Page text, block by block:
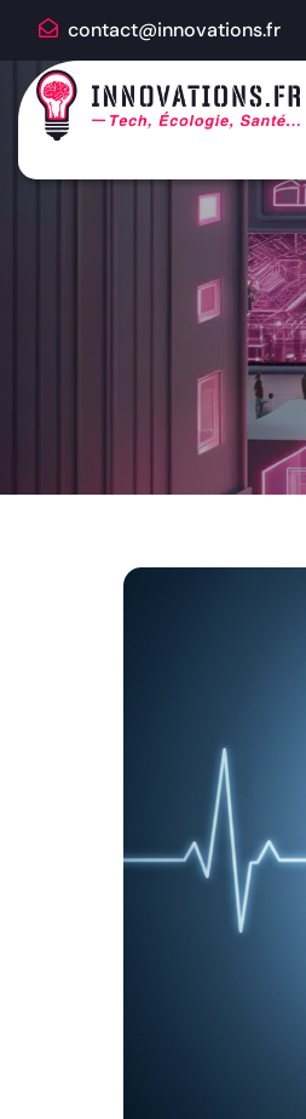
contact@innovations.fr